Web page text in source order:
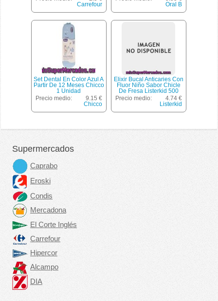
Carrefour
Oral B
Set Dental En Color Azul A
Partir De 12 Meses Chicco
1 Unidad
Precio medio:
9.15 €
Chicco
Elixir Bucal Anticaries Con
Fluor Niño Sabor Chicle
De Fresa Listerkid 500
Mililitros
Precio medio:
4.74 €
Listerkid
Supermercados
Caprabo
Eroski
Condis
Mercadona
El Corte Inglés
Carrefour
Hipercor
Alcampo
DIA